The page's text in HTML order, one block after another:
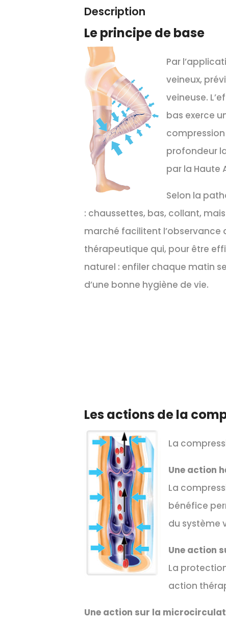
Description
Le principe de base
Par
veineux,
veineuse.
bas exerce
profondeur
par la Haute
Selon la
: chaussettes, bas, collant,
marché facilitent l’observance
thérapeutique qui, pour être
naturel : enfiler chaque matin
d’une bonne hygiène de vie.
Les actions de la
La
Une action
La
bénéfice
du système
Une action
La
action
Une action sur la